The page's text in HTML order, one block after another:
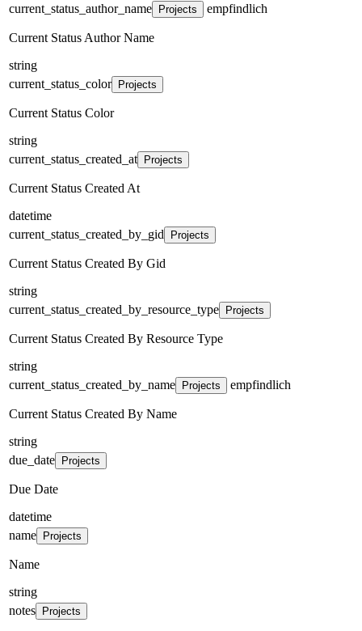
current_status_author_name
Projects empfindlich
Current Status Author Name
string
current_status_color
Projects
Current Status Color
string
current_status_created_at
Projects
Current Status Created At
datetime
current_status_created_by_gid
Projects
Current Status Created By Gid
string
current_status_created_by_resource_type
Projects
Current Status Created By Resource Type
string
current_status_created_by_name
Projects empfindlich
Current Status Created By Name
string
due_date
Projects
Due Date
datetime
name
Projects
Name
string
notes
Projects